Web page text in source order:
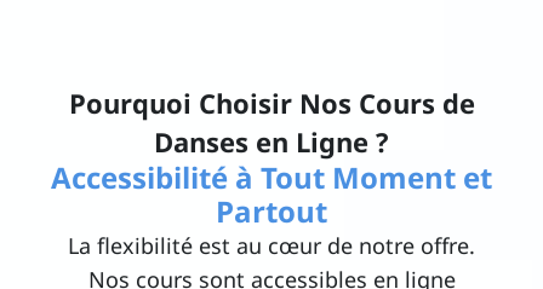
Pourquoi Choisir Nos Cours de
Danses en Ligne ?
Accessibilité à Tout Moment et
Partout
La flexibilité est au cœur de notre offre.
Nos cours sont accessibles en ligne